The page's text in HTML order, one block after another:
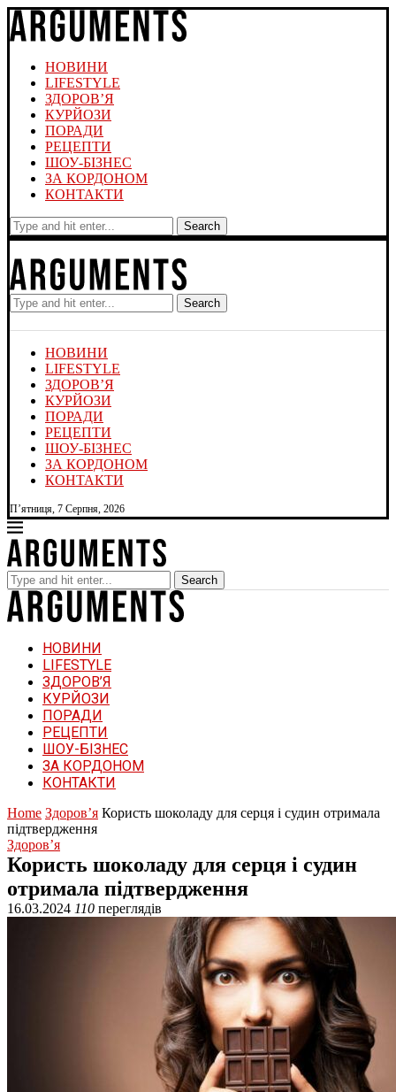
НОВИНИ
LIFESTYLE
ЗДОРОВ’Я
КУРЙОЗИ
ПОРАДИ
РЕЦЕПТИ
ШОУ-БІЗНЕС
ЗА КОРДОНОМ
КОНТАКТИ
Search
Search
НОВИНИ
LIFESTYLE
ЗДОРОВ’Я
КУРЙОЗИ
ПОРАДИ
РЕЦЕПТИ
ШОУ-БІЗНЕС
ЗА КОРДОНОМ
КОНТАКТИ
П’ятниця, 7 Серпня, 2026
Search
НОВИНИ
LIFESTYLE
ЗДОРОВ’Я
КУРЙОЗИ
ПОРАДИ
РЕЦЕПТИ
ШОУ-БІЗНЕС
ЗА КОРДОНОМ
КОНТАКТИ
Home Здоров’я Користь шоколаду для серця і судин отримала
підтвердження
Здоров’я
Користь шоколаду для серця і судин
отримала підтвердження
16.03.2024 110 переглядів